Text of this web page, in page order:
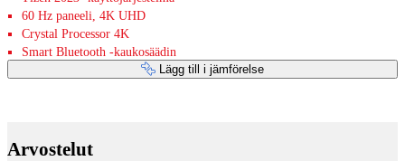
60 Hz paneeli, 4K UHD
Crystal Processor 4K
Smart Bluetooth -kaukosäädin
Lägg till i jämförelse
Arvostelut